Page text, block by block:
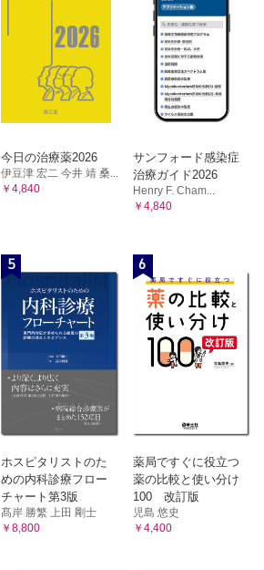
今日の治療薬2026
伊豆津 宏二 今井 靖 桑...
￥4,840
サンフォード感染症
治療ガイド2026
Henry F. Cham...
￥4,840
5
ホスピタリストのた
めの内科診療フロー
チャート第3版
髙岸 勝繁 上田 剛士
￥8,800
6
薬局ですぐに役立つ
薬の比較と使い分け
100 改訂版
児島 悠史
￥4,400